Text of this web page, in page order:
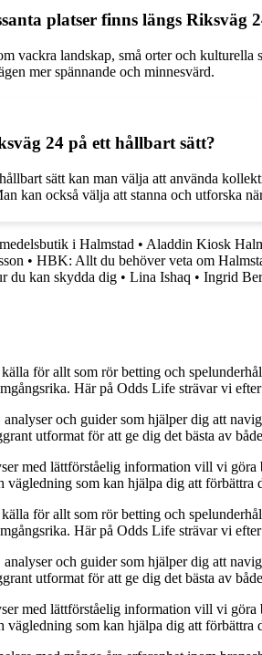
platser finns längs Riksväg
vackra landskap, små orter och
mer spännande och minnesvärd.
24 på ett hållbart sätt?
sätt kan man välja att använda
kan också välja att stanna och utforska
i Halmstad • Aladdin Kiosk
• HBK: Allt du behöver veta om
du kan skydda dig • Lina Ishaq • Ingrid
för allt som rör betting och
Här på Odds Life strävar vi
och guider som hjälper dig att
utformat för att ge dig det bästa av
med lättförståelig information vill vi
som kan hjälpa dig att förbättra
för allt som rör betting och
Här på Odds Life strävar vi
och guider som hjälper dig att
utformat för att ge dig det bästa av
med lättförståelig information vill vi
som kan hjälpa dig att förbättra